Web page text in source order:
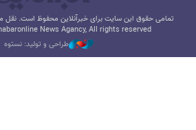
تمامی حقوق این سایت برای خبرآنلاین محفوظ است. نقل
News Agancy, All rights reserved
طراحی و تولید: نستوه